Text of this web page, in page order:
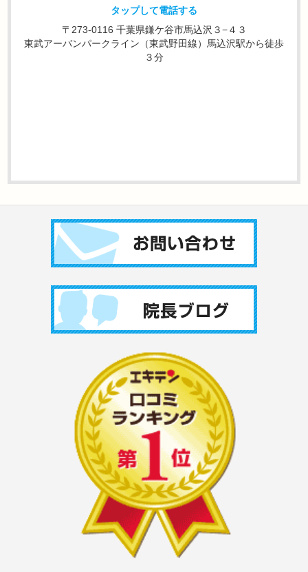
タップして電話する
〒273-0116 千葉県鎌ケ谷市馬込沢３−４３
東武アーバンパークライン（東武野田線）馬込沢駅から徒歩
３分